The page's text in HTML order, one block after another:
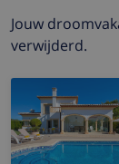
Jouw
verwijderd.